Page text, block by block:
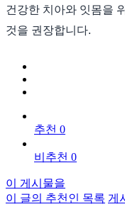
건강한 치아와 잇몸을
것을 권장합니다.
추천 0
비추천 0
이 게시물을
이 글의 추천인 목록 게